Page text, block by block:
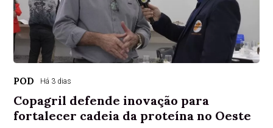
POD Há 3 dias
Copagril defende inovação para
fortalecer cadeia da proteína no Oeste